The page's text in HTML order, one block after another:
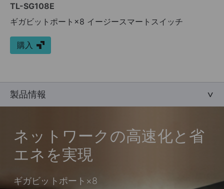
TL-SG108E
ギガビットポート×8 イージースマートスイッチ
購入
製品情報
ネットワークの高速化と省
エネを実現
ギガビットポート×8